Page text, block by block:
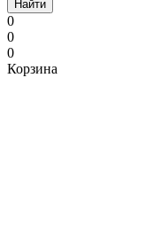
Найти
0
0
0
Корзина